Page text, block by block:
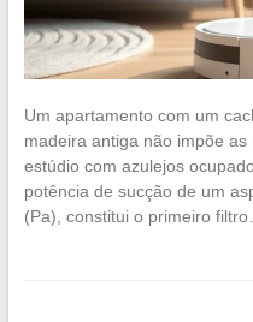
Um apartamento com um
madeira antiga não impõe
estúdio com azulejos
potência de sucção de um
(Pa), constitui o primeiro